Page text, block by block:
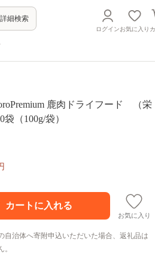
詳細検索
ログインお気に入り
鹿肉ドライフード （栄
（100g/袋）
お気に入り
自治体へ寄附申込いただいた場合、返礼品は